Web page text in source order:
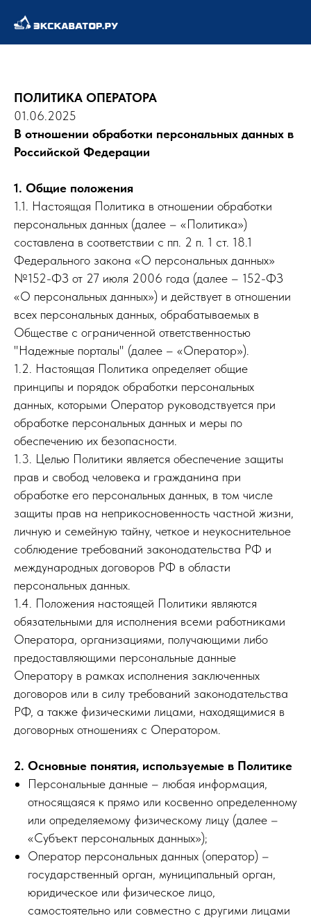
ПОЛИТИКА ОПЕРАТОРА
01.06.2025
В отношении обработки персональных данных в
Российской Федерации
1. Общие положения
1.1. Настоящая Политика в отношении обработки
персональных данных (далее – «Политика»)
составлена в соответствии с пп. 2 п. 1 ст. 18.1
Федерального закона «О персональных данных»
№152-ФЗ от 27 июля 2006 года (далее – 152-ФЗ
«О персональных данных») и действует в отношении
всех персональных данных, обрабатываемых в
Обществе с ограниченной ответственностью
"Надежные порталы" (далее – «Оператор»).
1.2. Настоящая Политика определяет общие
принципы и порядок обработки персональных
данных, которыми Оператор руководствуется при
обработке персональных данных и меры по
обеспечению их безопасности.
1.3. Целью Политики является обеспечение защиты
прав и свобод человека и гражданина при
обработке его персональных данных, в том числе
защиты прав на неприкосновенность частной жизни,
личную и семейную тайну, четкое и неукоснительное
соблюдение требований законодательства РФ и
международных договоров РФ в области
персональных данных.
1.4. Положения настоящей Политики являются
обязательными для исполнения всеми работниками
Оператора, организациями, получающими либо
предоставляющими персональные данные
Оператору в рамках исполнения заключенных
договоров или в силу требований законодательства
РФ, а также физическими лицами, находящимися в
договорных отношениях с Оператором.
2. Основные понятия, используемые в Политике
Персональные данные – любая информация,
относящаяся к прямо или косвенно определенному
или определяемому физическому лицу (далее –
«Субъект персональных данных»);
Оператор персональных данных (оператор) –
государственный орган, муниципальный орган,
юридическое или физическое лицо,
самостоятельно или совместно с другими лицами